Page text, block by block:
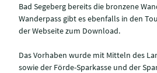
Bad Segeberg bereits die bronzene
Wanderpass gibt es ebenfalls in den
der Webseite zum Download.
Das Vorhaben wurde mit Mitteln des
sowie der Förde-Sparkasse und der